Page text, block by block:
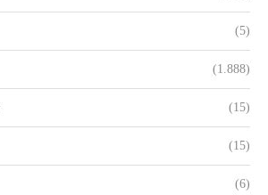
(5)
(1.888)
(15)
(15)
(6)